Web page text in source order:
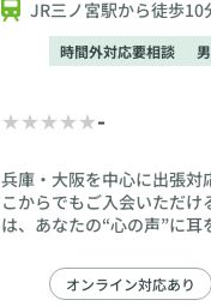
JR三ノ宮駅から徒歩10
時間外対応要相談
-
兵庫・大阪を中心に出張対
こからでもご入会いただ
は、あなたの“心の声”に
ん。 「ちょっと話してみ
を、ここから始めてみませ
オンライン対応あり